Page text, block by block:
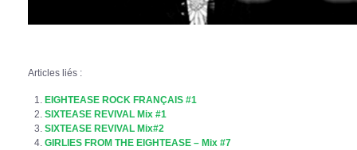
Articles liés :
EIGHTEASE ROCK FRANÇAIS #1
SIXTEASE REVIVAL Mix #1
SIXTEASE REVIVAL Mix#2
GIRLIES FROM THE EIGHTEASE – Mix #7